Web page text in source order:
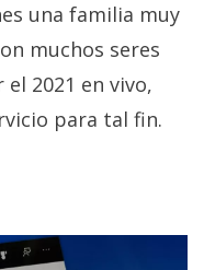
una familia muy
muchos seres
2021 en vivo,
para tal fin.